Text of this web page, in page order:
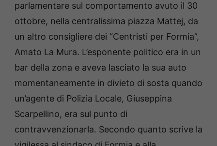
parlamentare sul comportamento avuto il 30
ottobre, nella centralissima piazza Mattej, da
un altro consigliere dei “Centristi per Formia”,
Amato La Mura. L’esponente politico era in un
bar della zona e aveva lasciato la sua auto
momentaneamente in divieto di sosta quando
un’agente di Polizia Locale, Giuseppina
Scarpellino, era sul punto di
contravvenzionarla. Secondo quanto scrive la